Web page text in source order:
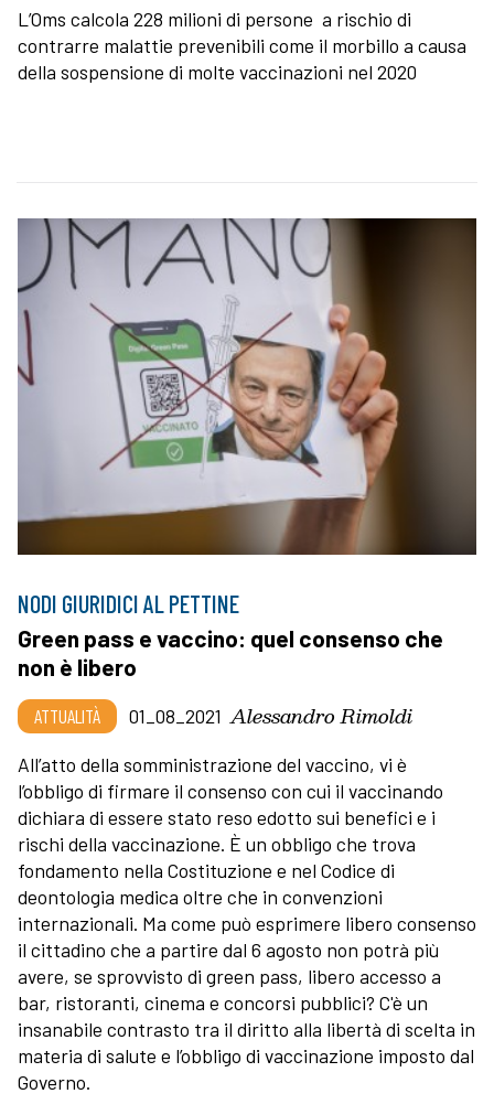
L’Oms calcola 228 milioni di persone a rischio di
contrarre malattie prevenibili come il morbillo a causa
della sospensione di molte vaccinazioni nel 2020
NODI GIURIDICI AL PETTINE
Green pass e vaccino: quel consenso che
non è libero
ATTUALITÀ 01_08_2021 Alessandro Rimoldi
All’atto della somministrazione del vaccino, vi è
l’obbligo di firmare il consenso con cui il vaccinando
dichiara di essere stato reso edotto sui benefici e i
rischi della vaccinazione. È un obbligo che trova
fondamento nella Costituzione e nel Codice di
deontologia medica oltre che in convenzioni
internazionali. Ma come può esprimere libero consenso
il cittadino che a partire dal 6 agosto non potrà più
avere, se sprovvisto di green pass, libero accesso a
bar, ristoranti, cinema e concorsi pubblici? C'è un
insanabile contrasto tra il diritto alla libertà di scelta in
materia di salute e l’obbligo di vaccinazione imposto dal
Governo.